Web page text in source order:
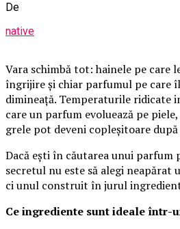
De
native
Vara schimbă tot: hainele pe care
îngrijire și chiar parfumul pe care
dimineață. Temperaturile ridicate
care un parfum evoluează pe
grele pot deveni copleșitoare
Dacă ești în căutarea unui parfum
secretul nu este să alegi neapărat
ci unul construit în jurul
Ce ingrediente sunt ideale într-